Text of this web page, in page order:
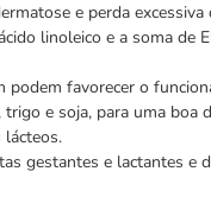
e perda excessiva
linoleico e a soma de
podem favorecer o
e soja, para uma boa
lácteos.
gestantes e lactantes e